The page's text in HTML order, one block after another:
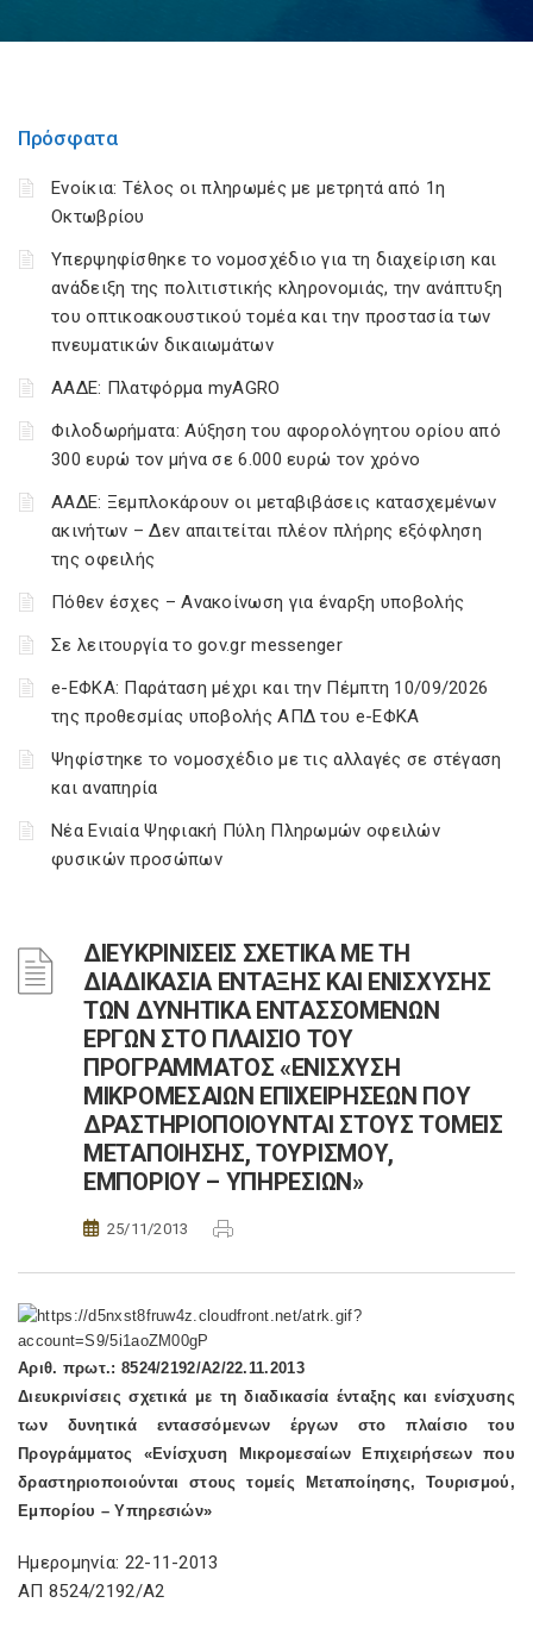
Πρόσφατα
Ενοίκια: Τέλος οι πληρωμές με μετρητά από 1η
Οκτωβρίου
Υπερψηφίσθηκε το νομοσχέδιο για τη διαχείριση και
ανάδειξη της πολιτιστικής κληρονομιάς, την ανάπτυξη
του οπτικοακουστικού τομέα και την προστασία των
πνευματικών δικαιωμάτων
ΑΑΔΕ: Πλατφόρμα myAGRO
Φιλοδωρήματα: Αύξηση του αφορολόγητου ορίου από
300 ευρώ τον μήνα σε 6.000 ευρώ τον χρόνο
ΑΑΔΕ: Ξεμπλοκάρουν οι μεταβιβάσεις κατασχεμένων
ακινήτων – Δεν απαιτείται πλέον πλήρης εξόφληση
της οφειλής
Πόθεν έσχες – Ανακοίνωση για έναρξη υποβολής
Σε λειτουργία το gov.gr messenger
e-ΕΦΚΑ: Παράταση μέχρι και την Πέμπτη 10/09/2026
της προθεσμίας υποβολής ΑΠΔ του e-ΕΦΚΑ
Ψηφίστηκε το νομοσχέδιο με τις αλλαγές σε στέγαση
και αναπηρία
Νέα Ενιαία Ψηφιακή Πύλη Πληρωμών οφειλών
φυσικών προσώπων
ΔΙΕΥΚΡΙΝΙΣΕΙΣ ΣΧΕΤΙΚΑ ΜΕ ΤΗ
ΔΙΑΔΙΚΑΣΙΑ ΕΝΤΑΞΗΣ ΚΑΙ ΕΝΙΣΧΥΣΗΣ
ΤΩΝ ΔΥΝΗΤΙΚΑ ΕΝΤΑΣΣΟΜΕΝΩΝ
ΕΡΓΩΝ ΣΤΟ ΠΛΑΙΣΙΟ ΤΟΥ
ΠΡΟΓΡΑΜΜΑΤΟΣ «ΕΝΙΣΧΥΣΗ
ΜΙΚΡΟΜΕΣΑΙΩΝ ΕΠΙΧΕΙΡΗΣΕΩΝ ΠΟΥ
ΔΡΑΣΤΗΡΙΟΠΟΙΟΥΝΤΑΙ ΣΤΟΥΣ ΤΟΜΕΙΣ
ΜΕΤΑΠΟΙΗΣΗΣ, ΤΟΥΡΙΣΜΟΥ,
ΕΜΠΟΡΙΟΥ – ΥΠΗΡΕΣΙΩΝ»
25/11/2013
Αριθ. πρωτ.: 8524/2192/Α2/22.11.2013
Διευκρινίσεις σχετικά με τη διαδικασία ένταξης και ενίσχυσης
των δυνητικά εντασσόμενων έργων στο πλαίσιο του
Προγράμματος «Ενίσχυση Μικρομεσαίων Επιχειρήσεων που
δραστηριοποιούνται στους τομείς Μεταποίησης, Τουρισμού,
Εμπορίου – Υπηρεσιών»
Ημερομηνία: 22-11-2013
ΑΠ 8524/2192/Α2